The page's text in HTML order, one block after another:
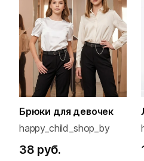
Брюки для девочек
happy_child_shop_by
38 руб.